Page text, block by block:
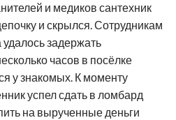
и медиков сантехник
и скрылся. Сотрудникам
удалось задержать
часов в посёлке
у знакомых. К моменту
успел сдать в ломбард
на вырученные деньги